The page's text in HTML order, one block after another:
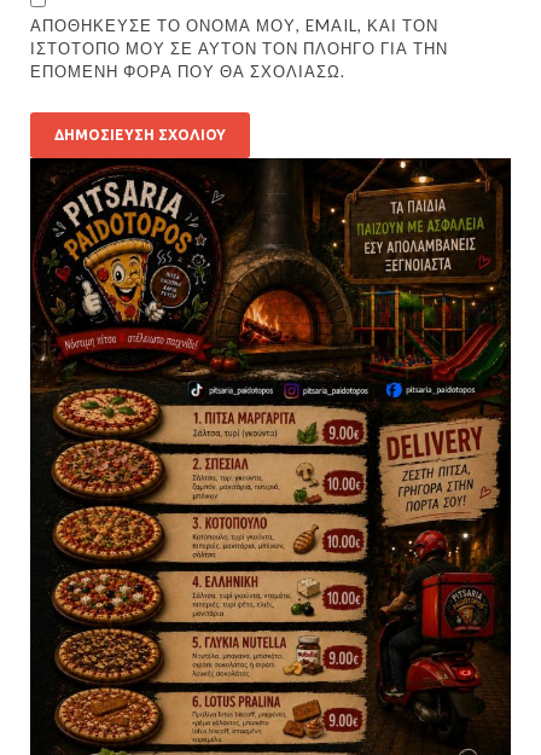
ΑΠΟΘΉΚΕΥΣΕ ΤΟ ΌΝΟΜΆ ΜΟΥ, EMAIL, ΚΑΙ ΤΟΝ
ΙΣΤΌΤΟΠΟ ΜΟΥ ΣΕ ΑΥΤΌΝ ΤΟΝ ΠΛΟΗΓΌ ΓΙΑ ΤΗΝ
ΕΠΌΜΕΝΗ ΦΟΡΆ ΠΟΥ ΘΑ ΣΧΟΛΙΆΣΩ.